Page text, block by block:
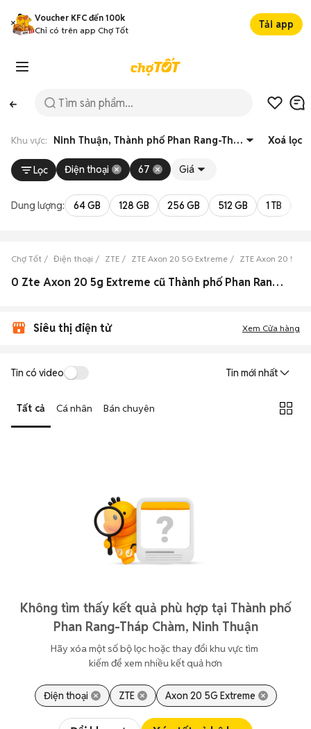
Voucher KFC đến 100k
Chỉ có trên app Chợ Tốt
Tải app
Khu vực: Ninh Thuận, Thành phố Phan Rang-Tháp Chàm Xoá lọc
Lọc Điện thoại 67 Giá
Dung lượng: 64 GB 128 GB 256 GB 512 GB 1 TB
Chợ Tốt Điện thoại ZTE ZTE Axon 20 5G Extreme ZTE Axon 20 5G
0 Zte Axon 20 5g Extreme cũ Thành phố Phan Rang-Tháp Chàm, Ninh Thuận đẹp
Siêu thị điện tử Xem Cửa hàng
Tin có video Tin mới nhất
Tất cả Cá nhân Bán chuyên
Không tìm thấy kết quả phù hợp tại Thành phố
Phan Rang-Tháp Chàm, Ninh Thuận
Hãy xóa một số bộ lọc hoặc thay đổi khu vực tìm
kiếm để xem nhiều kết quả hơn
Điện thoại ZTE Axon 20 5G Extreme